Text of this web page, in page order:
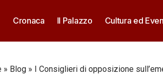
Cronaca Il Palazzo Cultura ed
» Blog » I Consiglieri di opposizione